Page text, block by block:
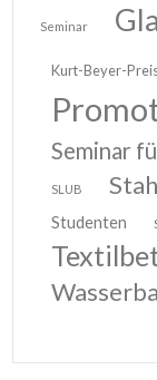
Seminar
Kurt-Beyer-
Seminar
SLUB
Studenten